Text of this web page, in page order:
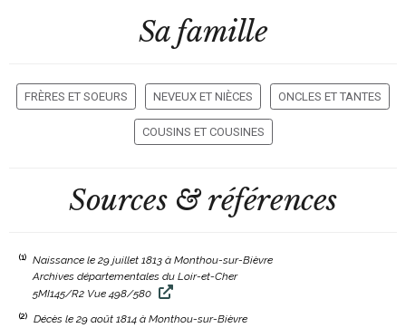
Sa famille
FRÈRES ET SOEURS NEVEUX ET NIÈCES ONCLES ET TANTES
COUSINS ET COUSINES
Sources & références
(1)
Naissance le 29 juillet 1813 à Monthou-sur-Bièvre
Archives départementales du Loir-et-Cher
5MI145/R2 Vue 498/580
(2) Décès le 29 août 1814 à Monthou-sur-Bièvre